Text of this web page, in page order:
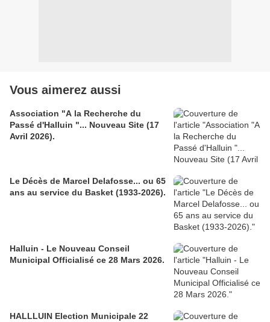
Vous aimerez aussi
Association "A la Recherche du
Passé d'Halluin "... Nouveau Site (17
Avril 2026).
Le Décès de Marcel Delafosse... ou 65
ans au service du Basket (1933-2026).
Halluin - Le Nouveau Conseil
Municipal Officialisé ce 28 Mars 2026.
HALLLUIN Election Municipale 22